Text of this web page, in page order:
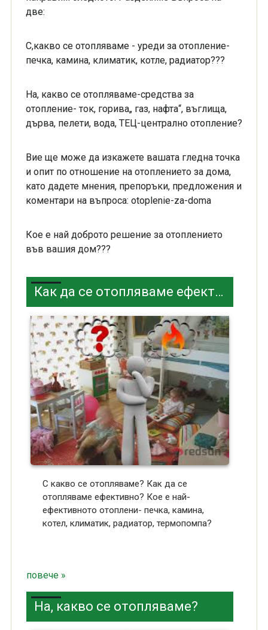
две:
С,какво се отопляваме - уреди за отопление-
печка, камина, климатик, котле, радиатор???
На, какво се отопляваме-средства за
отопление- ток, горива„ газ, нафта“, въглища,
дърва, пелети, вода, ТЕЦ-централно отопление?
Вие ще може да изкажете вашата гледна точка
и опит по отношение на отоплението за дома,
като дадете мнения, препоръки, предложения и
коментари на въпроса: otoplenie-za-doma
Кое е най доброто решение за отоплението
във вашия дом???
Как да се отопляваме ефективно?
С какво се отопляваме? Как да се
отопляваме ефективно? Кое е най-
ефективното отоплени- печка, камина,
котел, климатик, радиатор, термопомпа?
повече »
На, какво се отопляваме?